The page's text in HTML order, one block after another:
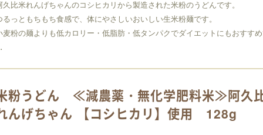
久比米れんげちゃんのコシヒカリから製造された米粉のうどんです。
るっともちもち食感で、体にやさしいおいしい生米粉麺です。
麦粉の麺よりも低カロリー・低脂肪・低タンパクでダイエットにもおすすめ
粉うどん ≪減農薬・無化学肥料米≫阿久
んげちゃん 【コシヒカリ】使用 128g